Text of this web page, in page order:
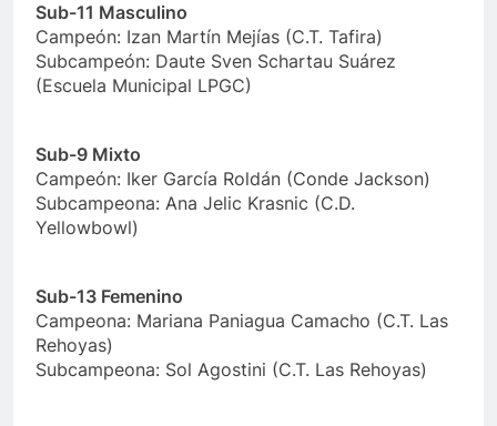
Sub-11 Masculino
Campeón: Izan Martín Mejías (C.T. Tafira)
Subcampeón: Daute Sven Schartau Suárez
(Escuela Municipal LPGC)
Sub-9 Mixto
Campeón: Iker García Roldán (Conde Jackson)
Subcampeona: Ana Jelic Krasnic (C.D.
Yellowbowl)
Sub-13 Femenino
Campeona: Mariana Paniagua Camacho (C.T. Las
Rehoyas)
Subcampeona: Sol Agostini (C.T. Las Rehoyas)